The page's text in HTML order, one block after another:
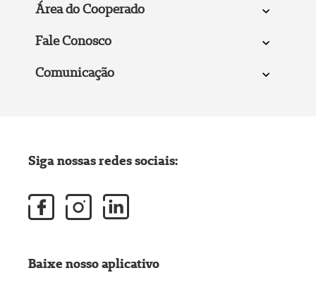
Área do Cooperado
Fale Conosco
Comunicação
Siga nossas redes sociais:
Baixe nosso aplicativo